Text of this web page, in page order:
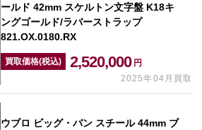
ールド 42mm スケルトン文字盤 K18キ
ングゴールド/ラバーストラップ
821.OX.0180.RX
買取価格(税込) 2,520,000 円
2025年04月買取
ウブロ ビッグ・バン スチール 44mm ブ